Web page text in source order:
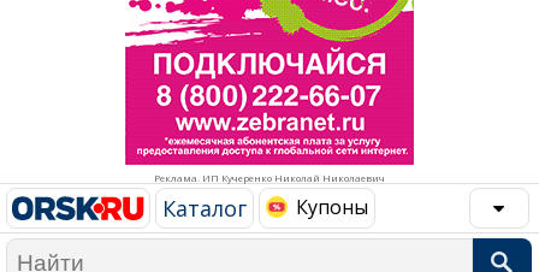
Реклама. ИП Кучеренко Николай Николаевич
Каталог Купоны
Рестораны, кафе, бары
Развлечения и отдых
Спорт Фитнес
Недвижимость
Красота Косметология
Медицина Здоровье
Юристы, Экспертиза, Страхование
Ремонт
Социальные организации
Это интересно
Администрация
Промышленность